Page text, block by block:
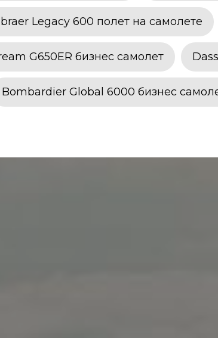
Legacy 600 полет на самолете
G650ER бизнес самолет
Bombardier Global 6000 бизнес